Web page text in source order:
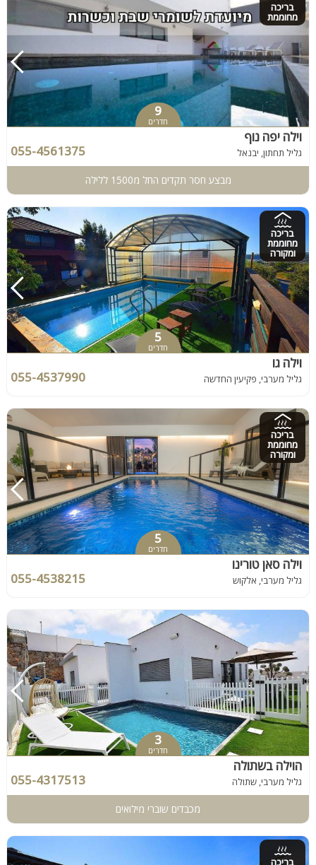
בריכה
מחוממת
9
חדרים
וילה יפה נוף
גליל תחתון, יבנאל 055-4561375
מבצע חסר תקדים החל מ1500 ללילה
בריכה
מחוממת
ומקורה
5
חדרים
וילה גו
גליל מערבי, פקיעין החדשה 055-4537990
בריכה
מחוממת
ומקורה
5
חדרים
וילה סאן טורינו
גליל מערבי, אלקוש 055-4538215
3
חדרים
הוילה בשתולה
גליל מערבי, שתולה 055-4317513
מכבדים שוברי מילואים
בריכה